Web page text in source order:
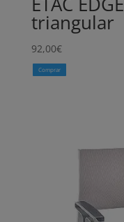
triangular
92,00€
Comprar